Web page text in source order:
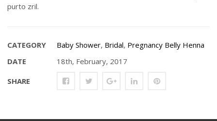
purto zril.
CATEGORY Baby Shower, Bridal, Pregnancy Belly Henna
DATE
18th, February, 2017
SHARE